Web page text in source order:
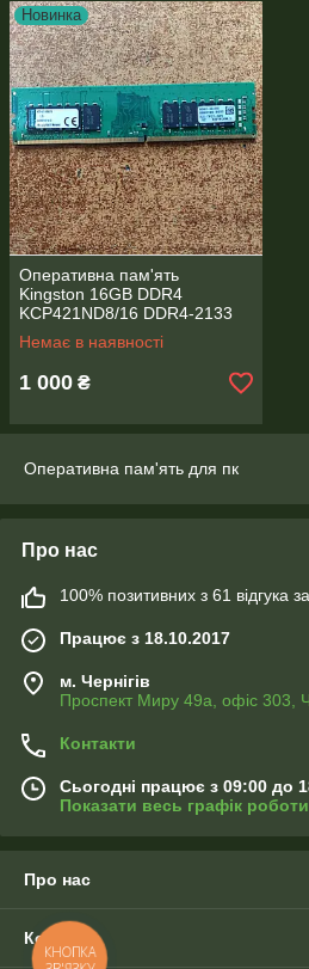
Новинка
Оперативна пам'ять
Kingston 16GB DDR4
KCP421ND8/16 DDR4-2133
2RX8 1.2V 288-pin 8Gbit
Немає в наявності
1 000 ₴
Оперативна пам'ять для пк
Про нас
100% позитивних з 61 відгука
Працює з 18.10.2017
м. Чернігів
Проспект Миру 49а, офіс 303,
Контакти
Сьогодні працює з 09:00 до
Показати весь графік роботи
Про нас
Контакти
КНОПКА